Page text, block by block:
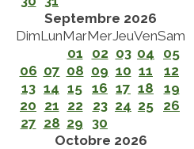
Septembre 2026
DimLunMarMerJeuVenSam
01
02 03 04
05
06 07 08 09 10 11
12
13 14 15 16 17 18
19
20 21 22 23 24 25
26
27 28 29 30
Octobre 2026